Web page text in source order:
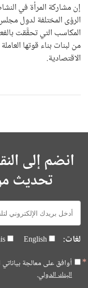
إن مشاركة المرأة في
الرؤى المختلفة لدول
المكاسب التي تحقَّقت
من لبنات بناء قوتها
الاقتصادية.
انضم إلى
تحديث
E-
mail:
لغات: English
أوافق على معالجة
البنك الدولي.